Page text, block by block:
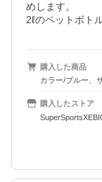
めします。
2ℓのペットボト
購入した商品
カラー/ブルー、
購入したストア